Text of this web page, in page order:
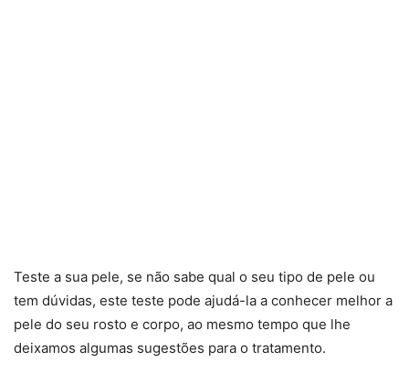
Teste a sua pele, se não sabe qual o seu tipo de pele ou
tem dúvidas, este teste pode ajudá-la a conhecer melhor a
pele do seu rosto e corpo, ao mesmo tempo que lhe
deixamos algumas sugestões para o tratamento.